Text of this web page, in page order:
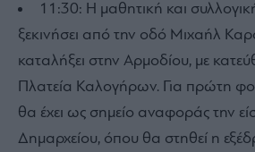
11:30: Η μαθητική και
ξεκινήσει από την οδό Μιχαήλ
καταλήξει στην Αρμοδίου, με
Πλατεία Καλογήρων. Για πρώτη
θα έχει ως σημείο αναφοράς την
Δημαρχείου, όπου θα στηθεί η